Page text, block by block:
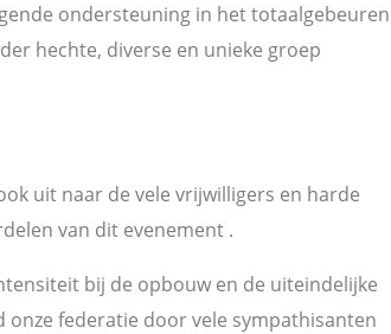
ondersteuning in het totaalgebeuren
hechte, diverse en unieke groep
uit naar de vele vrijwilligers en harde
van dit evenement .
bij de opbouw en de uiteindelijke
federatie door vele sympathisanten